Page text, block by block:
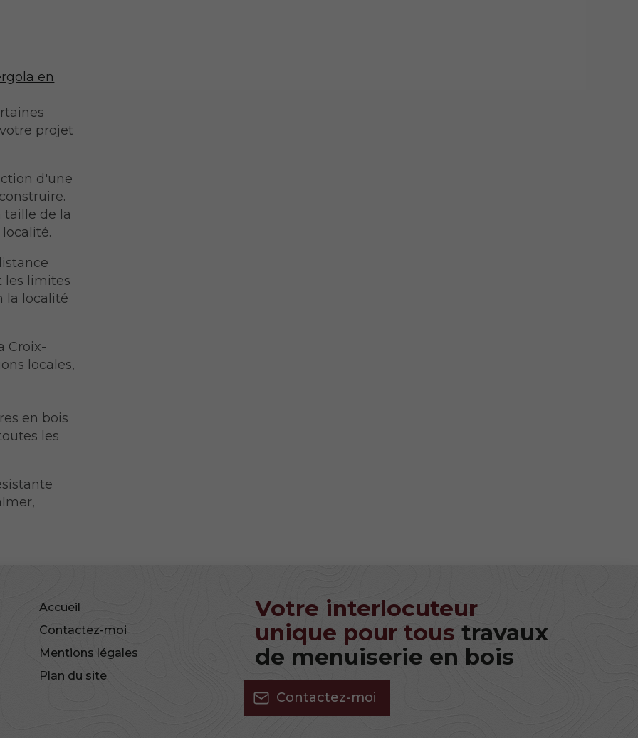
en
projet
d'une
taille de la
les limites
la localité
Croix-
locales,
en bois
les
Accueil
Contactez-moi
Mentions légales
Plan du site
Votre interlocuteur
unique pour tous travaux
de menuiserie en bois
Contactez-moi